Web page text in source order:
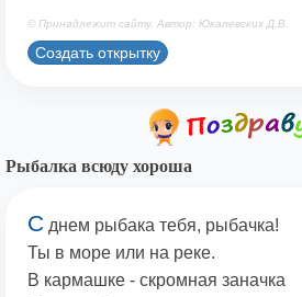
© Принадлежит сайту. Автор: Юкалевских Д.В.
Создать открытку
Рыбалка всюду хороша
С днем рыбака тебя, рыбачка!
Ты в море или на реке.
В кармашке - скромная заначка